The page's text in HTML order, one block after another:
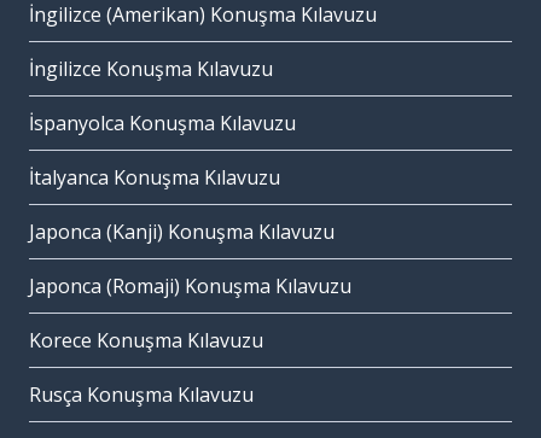
İngilizce (Amerikan) Konuşma Kılavuzu
İngilizce Konuşma Kılavuzu
İspanyolca Konuşma Kılavuzu
İtalyanca Konuşma Kılavuzu
Japonca (Kanji) Konuşma Kılavuzu
Japonca (Romaji) Konuşma Kılavuzu
Korece Konuşma Kılavuzu
Rusça Konuşma Kılavuzu